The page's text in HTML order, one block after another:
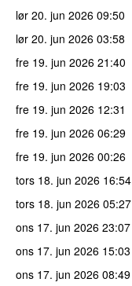
lør 20. jun 2026 09:50
lør 20. jun 2026 03:58
fre 19. jun 2026 21:40
fre 19. jun 2026 19:03
fre 19. jun 2026 12:31
fre 19. jun 2026 06:29
fre 19. jun 2026 00:26
tors 18. jun 2026 16:54
tors 18. jun 2026 05:27
ons 17. jun 2026 23:07
ons 17. jun 2026 15:03
ons 17. jun 2026 08:49